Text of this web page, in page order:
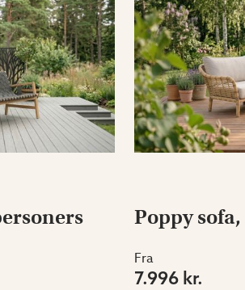
Poppy
Fra
7.996 kr.